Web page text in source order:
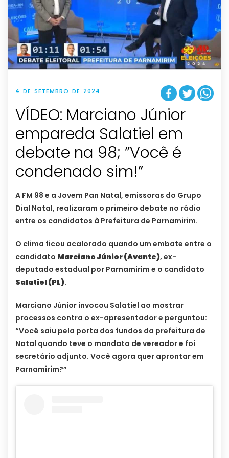
4 DE SETEMBRO DE 2024
VÍDEO: Marciano Júnior
empareda Salatiel em
debate na 98; ”Você é
condenado sim!”
A FM 98 e a Jovem Pan Natal, emissoras do Grupo
Dial Natal, realizaram o primeiro debate no rádio
entre os candidatos à Prefeitura de Parnamirim.
O clima ficou acalorado quando um embate entre o
candidato Marciano Júnior (Avante), ex-
deputado estadual por Parnamirim e o candidato
Salatiel (PL).
Marciano Júnior invocou Salatiel ao mostrar
processos contra o ex-apresentador e perguntou:
“Você saiu pela porta dos fundos da prefeitura de
Natal quando teve o mandato de vereador e foi
secretário adjunto. Você agora quer aprontar em
Parnamirim?”